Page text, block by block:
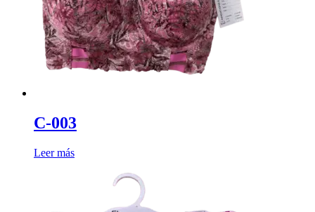
C-003
Leer más